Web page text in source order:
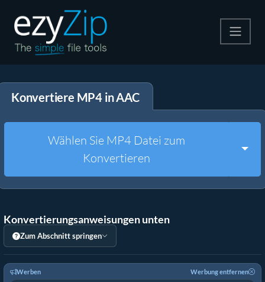
Entpacken
Konvertiere MP4 in AAC
Wählen Sie MP4 Datei zum
Konvertieren
Konvertierungsanweisungen unten
Zum Abschnitt springen
Werben Werbung entfernen